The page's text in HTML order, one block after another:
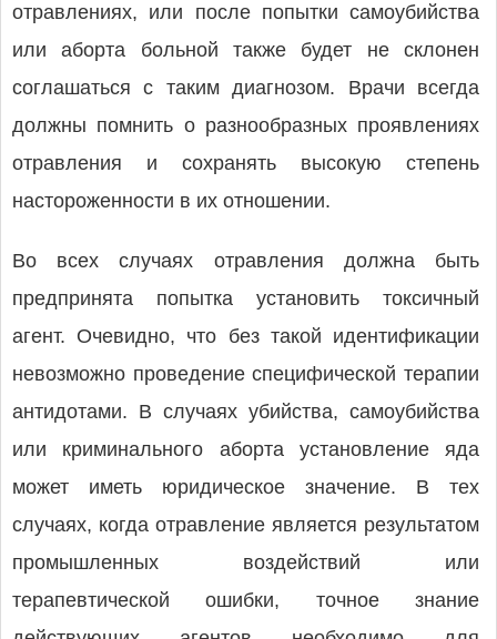
отравлениях, или после попытки самоубийства
или аборта больной также будет не склонен
соглашаться с таким диагнозом. Врачи всегда
должны помнить о разнообразных проявлениях
отравления и сохранять высокую степень
настороженности в их отношении.
Во всех случаях отравления должна быть
предпринята попытка установить токсичный
агент. Очевидно, что без такой идентификации
невозможно проведение специфической терапии
антидотами. В случаях убийства, самоубийства
или криминального аборта установление яда
может иметь юридическое значение. В тех
случаях, когда отравление является результатом
промышленных воздействий или
терапевтической ошибки, точное знание